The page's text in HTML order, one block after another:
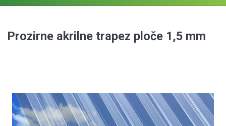
Prozirne akrilne trapez ploče 1,5 mm